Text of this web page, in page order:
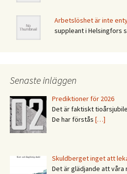
Arbetslöshet är inte
suppleant i Helsingfors
Senaste inläggen
Prediktioner för 2026
Det är faktiskt
De har förstås […]
Skuldberget inget att
Det är glädjande att